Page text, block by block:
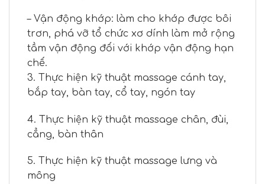
– Vận động khớp: làm cho khớp được bôi
trơn, phá vỡ tổ chức xơ dính làm mở rộng
tầm vận động đối với khớp vận động hạn
chế.
3. Thực hiện kỹ thuật massage cánh tay,
bắp tay, bàn tay, cổ tay, ngón tay
4. Thực hiện kỹ thuật massage chân, đùi,
cẳng, bàn thân
5. Thực hiện kỹ thuật massage lưng và
mông